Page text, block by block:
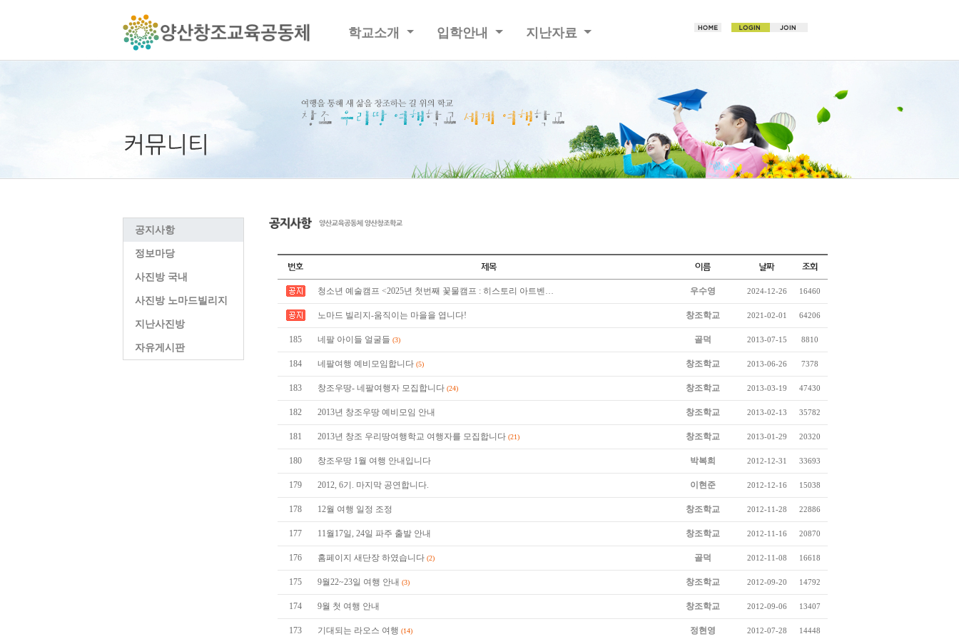
학교소개 입학안내 지난자료
공지사항
정보마당
사진방 국내
사진방 노마드빌리지
지난사진방
자유게시판
청소년 예술캠프 <2025년 첫번째 꽃물캠프 : 히스토리 아트벤… 우수영 2024-12-26 16460
노마드 빌리지-움직이는 마을을 엽니다! 창조학교 2021-02-01 64206
185 네팔 아이들 얼굴들 (3) 골덕 2013-07-15 8810
184 네팔여행 예비모임합니다 (5) 창조학교 2013-06-26 7378
183 창조우땅- 네팔여행자 모집합니다 (24) 창조학교 2013-03-19 47430
182 2013년 창조우땅 예비모임 안내 창조학교 2013-02-13 35782
181 2013년 창조 우리땅여행학교 여행자를 모집합니다 (21) 창조학교 2013-01-29 20320
180 창조우땅 1월 여행 안내입니다 박복희 2012-12-31 33693
179 2012, 6기. 마지막 공연합니다. 이현준 2012-12-16 15038
178 12월 여행 일정 조정 창조학교 2012-11-28 22886
177 11월17일, 24일 파주 출발 안내 창조학교 2012-11-16 20870
176 홈페이지 새단장 하였습니다 (2) 골덕 2012-11-08 16618
175 9월22~23일 여행 안내 (3) 창조학교 2012-09-20 14792
174 9월 첫 여행 안내 창조학교 2012-09-06 13407
173 기대되는 라오스 여행 (14) 정현영 2012-07-28 14448